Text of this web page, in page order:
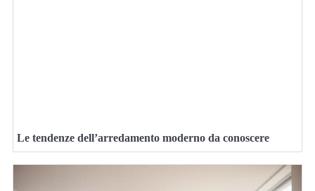
Le tendenze dell’arredamento moderno da conoscere